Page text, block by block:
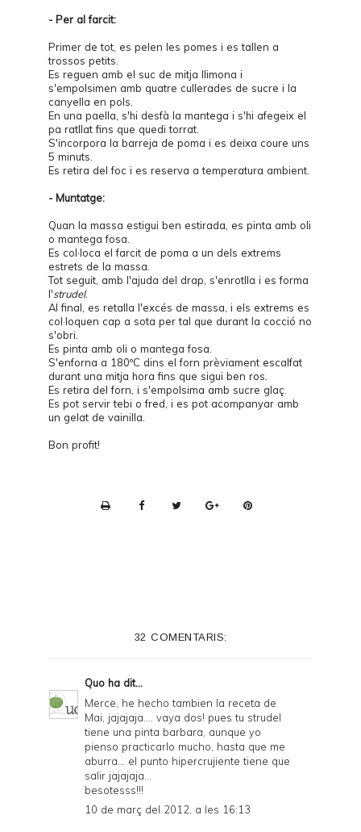
- Per al farcit:
Primer de tot, es pelen les pomes i es tallen a
trossos petits.
Es reguen amb el suc de mitja llimona i
s'empolsimen amb quatre cullerades de sucre i la
canyella en pols.
En una paella, s'hi desfà la mantega i s'hi afegeix el
pa ratllat fins que quedi torrat.
S'incorpora la barreja de poma i es deixa coure uns
5 minuts.
Es retira del foc i es reserva a temperatura ambient.
- Muntatge:
Quan la massa estigui ben estirada, es pinta amb oli
o mantega fosa.
Es col·loca el farcit de poma a un dels extrems
estrets de la massa.
Tot seguit, amb l'ajuda del drap, s'enrotlla i es forma
l'strudel.
Al final, es retalla l'excés de massa, i els extrems es
col·loquen cap a sota per tal que durant la cocció no
s'obri.
Es pinta amb oli o mantega fosa.
S'enforna a 180ºC dins el forn prèviament escalfat
durant una mitja hora fins que sigui ben ros.
Es retira del forn, i s'empolsima amb sucre glaç.
Es pot servir tebi o fred, i es pot acompanyar amb
un gelat de vainilla.
Bon profit!
i
e
n
d
32 COMENTARIS:
Quo ha dit...
Merce, he hecho tambien la receta de
Mai, jajajaja.... vaya dos! pues tu strudel
tiene una pinta barbara, aunque yo
pienso practicarlo mucho, hasta que me
aburra... el punto hipercrujiente tiene que
salir jajajaja...
besotesss!!!
10 de març del 2012, a les 16:13